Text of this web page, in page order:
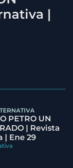
|
PETRO UN
| Revista
| Ene 29